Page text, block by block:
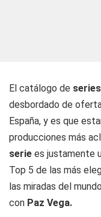
El catálogo de
desbordado de
España, y es que
producciones más
serie es justamente
Top 5 de las más
las miradas del
con Paz Vega.